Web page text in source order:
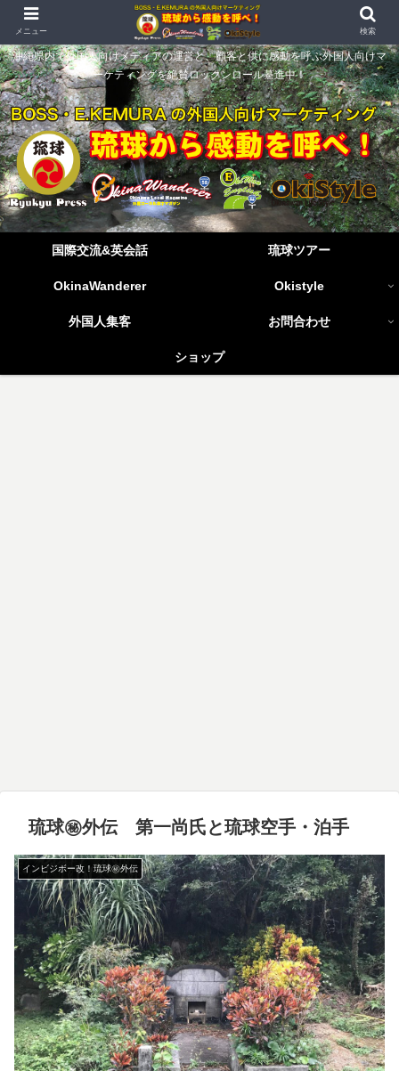
沖縄県内で外国人向けメディアの運営と、顧客と供に感動を呼ぶ外国人向けマ
ーケティングを絶賛ロックンロール驀進中！
国際交流&英会話 琉球ツアー
OkinaWanderer Okistyle
外国人集客 お問合わせ
ショップ
琉球㊙︎外伝 第一尚氏と琉球空手・泊手
インビジボー改！琉球㊙︎外伝
メニュー 検索